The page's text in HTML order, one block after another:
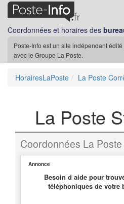
Coordonnées et horaires des
Poste-Info est un site indépendant
avec le Groupe La Poste.
HorairesLaPoste La Poste
La Poste
Coordonnées La
Annonce
Besoin d aide pour
téléphoniques de votre